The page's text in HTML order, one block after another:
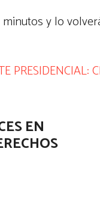
y lo
PRESIDENCIAL:
EN